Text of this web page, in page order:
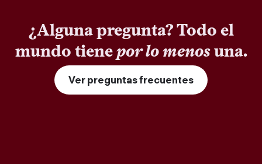
¿Alguna pregunta? Todo el
mundo tienepor lo menosuna.
Ver preguntas frecuentes